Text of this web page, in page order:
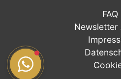
FAQ
Newsletter